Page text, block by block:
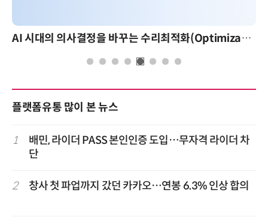
AI 시대의 의사결정을 바꾸는 수리최적화(Optimization): 실제 산업 적용 사례와 활용 전략
플랫폼유통 많이 본 뉴스
1
배민, 라이더 PASS 본인인증 도입…무자격 라이더 차
단
2 창사 첫 파업까지 갔던 카카오…연봉 6.3% 인상 합의